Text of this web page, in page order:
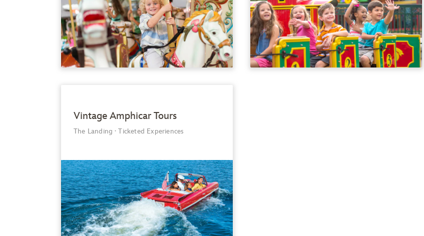
Vintage Amphicar Tours
The Landing · Ticketed Experiences